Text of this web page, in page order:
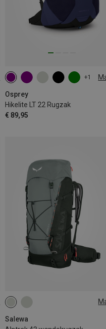
+1
Osprey
Hikelite LT 22 Rugzak
€ 89,95
22L
Salewa
42L